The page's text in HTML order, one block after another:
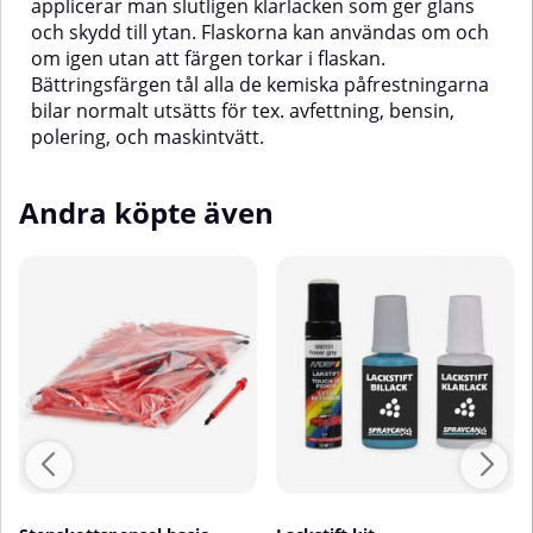
polering, och maskintvätt.
applicerar man slutligen klarlacken som ger glans
och skydd till ytan. Flaskorna kan användas om och
om igen utan att färgen torkar i flaskan.
Bättringsfärgen tål alla de kemiska påfrestningarna
bilar normalt utsätts för tex. avfettning, bensin,
polering, och maskintvätt.
Andra köpte även